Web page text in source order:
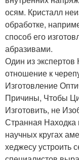
осям. Кристалл
обработке,
способ его
абразивами.
Один из
отношение к
Изготовление
Причины, Чтобы
Изготовить, не
Странная Находка
научных кругах
хеджесу устроить